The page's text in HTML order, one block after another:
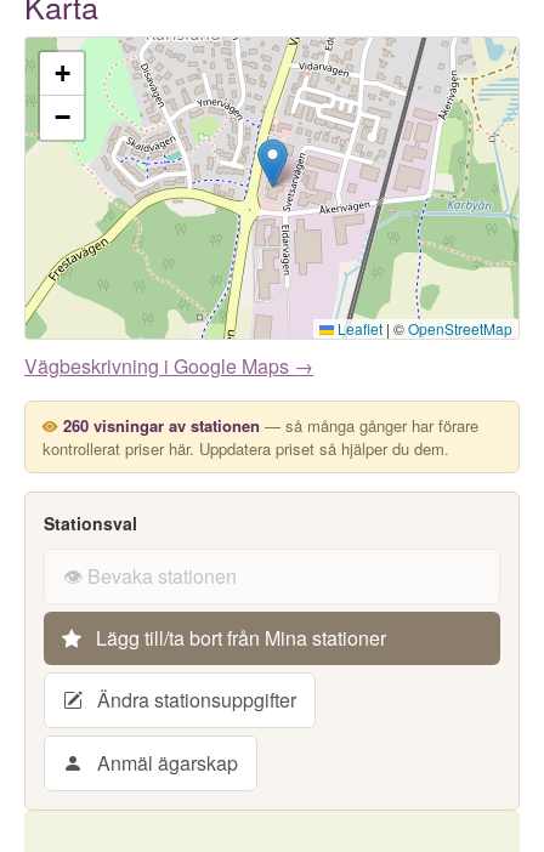
+
−
Leaflet | ©OpenStreetMap
Vägbeskrivning i Google Maps →
260 visningar av stationen — så många gånger har förare
kontrollerat priser här. Uppdatera priset så hjälper du dem.
Stationsval
👁️ Bevaka stationen
Lägg till/ta bort från Mina stationer
Ändra stationsuppgifter
Anmäl ägarskap